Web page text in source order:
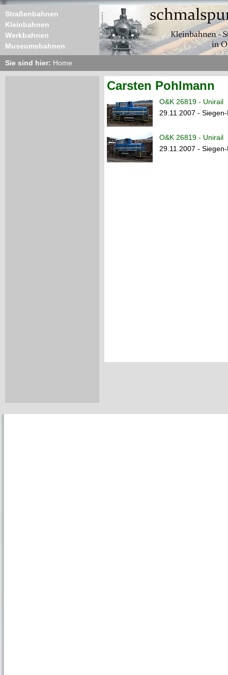
Straßenbahnen
Kleinbahnen
Werkbahnen
Museumsbahnen
Sie sind hier: Home
Carsten Pohlmann
O&K 26819 - Unirail
29.11.2007 -
O&K 26819 - Unirail
29.11.2007 -